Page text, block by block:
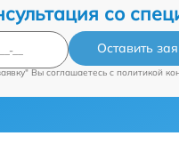
со
Оставить
Вы соглашаетесь c политикой